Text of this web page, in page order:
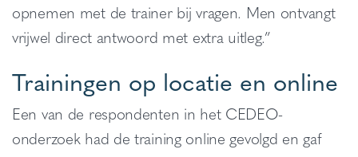
opnemen met de trainer bij vragen. Men ontvangt
vrijwel direct antwoord met extra uitleg.”
Trainingen op locatie en online
Een van de respondenten in het CEDEO-
onderzoek had de training online gevolgd en gaf